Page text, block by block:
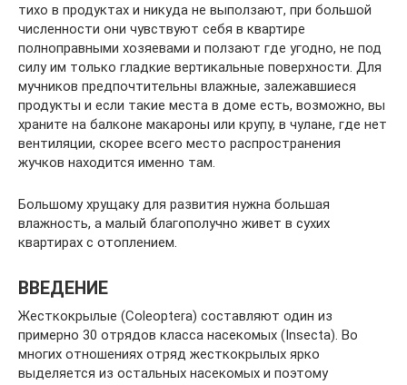
тихо в продуктах и никуда не выползают, при большой
численности они чувствуют себя в квартире
полноправными хозяевами и ползают где угодно, не под
силу им только гладкие вертикальные поверхности. Для
мучников предпочтительны влажные, залежавшиеся
продукты и если такие места в доме есть, возможно, вы
храните на балконе макароны или крупу, в чулане, где нет
вентиляции, скорее всего место распространения
жучков находится именно там.
Большому хрущаку для развития нужна большая
влажность, а малый благополучно живет в сухих
квартирах с отоплением.
ВВЕДЕНИЕ
Жесткокрылые (Coleoptera) составляют один из
примерно 30 отрядов класса насекомых (Insecta). Во
многих отношениях отряд жесткокрылых ярко
выделяется из остальных насекомых и поэтому